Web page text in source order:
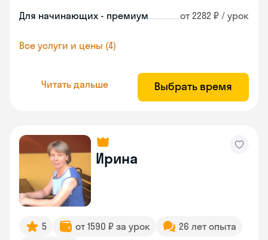
Для начинающих - премиум от 2282 ₽ / урок
Все услуги и цены (4)
Читать дальше Выбрать время
Ирина
5 от 1590 ₽ за урок
26 лет опыта